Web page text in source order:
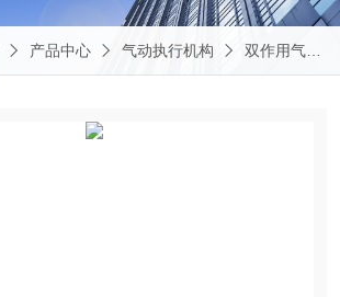
产品中心 气动执行机构 双作用气动执行器